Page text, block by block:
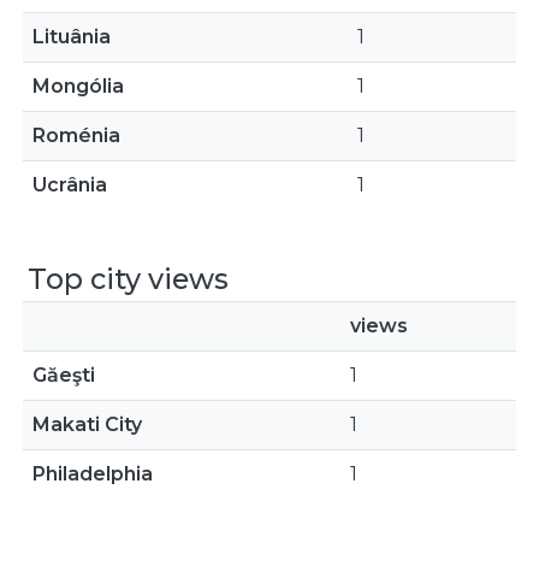
Lituânia 1
Mongólia 1
Roménia 1
Ucrânia 1
Top city views
views
Găeşti 1
Makati City 1
Philadelphia 1